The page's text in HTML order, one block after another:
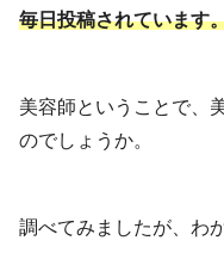
毎日投稿されています
美容師ということで、
のでしょうか。
調べてみましたが、わ